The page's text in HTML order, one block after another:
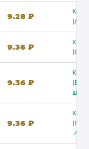
9.28 ₽
9.36 ₽
9.36 ₽
ш.) ↗
9.36 ₽
↗